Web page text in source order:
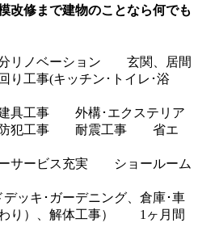
改修まで建物のことなら何でも
リノベーション 玄関、居間
工事(キッチン･トイレ･浴
工事 外構･エクステリア
犯工事 耐震工事 省エ
サービス充実 ショールーム
ッキ･ガーデニング、倉庫･車
わり）、解体工事） 1ヶ月間